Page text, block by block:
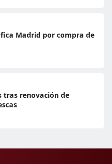
Madrid por compra de
tras renovación de